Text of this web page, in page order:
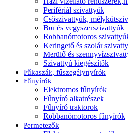
Perifériál szivattyúk
Csőszivattyúk,
Bor és vegyszerszivattyúk
Robbanómotoros
Keringető és szolár
Merülő és
Szivattyú kiegészítők
Fűkaszák, fűszegélynyírók
Fűnyírók
Elektromos fűnyírók
Fűnyíró alkatrészek
Fűnyíró traktorok
Robbanómotoros fűnyírók
Permetezők